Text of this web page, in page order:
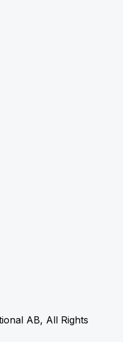
AB, All Rights